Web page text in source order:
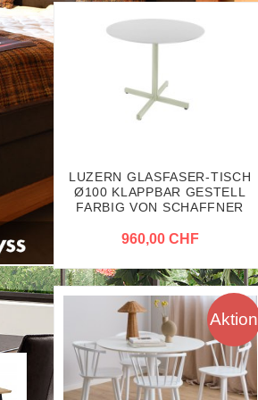
LUZERN GLASFASER-TISCH
Ø100 KLAPPBAR GESTELL
FARBIG VON SCHAFFNER
960,00 CHF
Aktion